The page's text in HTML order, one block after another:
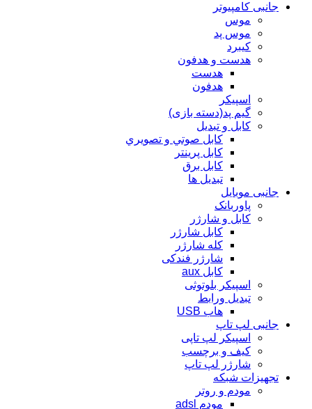
جانبی کامپیوتر
موس
موس پد
کیبرد
هدست و هدفون
هدست
هدفون
اسپیکر
گیم پد(دسته بازی)
کابل و تبدیل
كابل صوتي و تصويري
کابل پرینتر
کابل برق
تبدیل ها
جانبی موبایل
پاوربانک
کابل و شارژر
کابل شارژر
کله شارژر
شارژر فندکی
کابل aux
اسپیکر بلوتوثی
تبدیل ورابط
هاب USB
جانبی لپ تاپ
اسپیکر لپ تاپی
کیف و برچسب
شارژر لپ تاپ
تجهیزات شبکه
مودم و روتر
مودم adsl